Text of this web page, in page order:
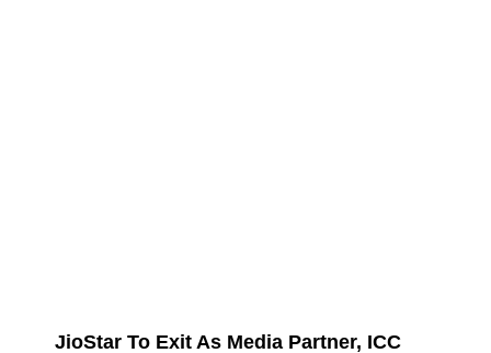
JioStar To Exit As Media Partner, ICC